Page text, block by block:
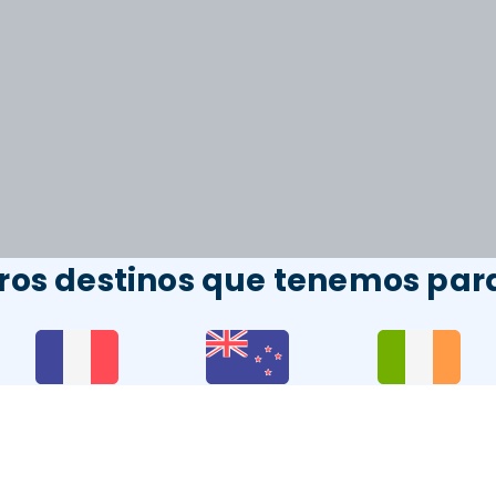
destinos que tenemos